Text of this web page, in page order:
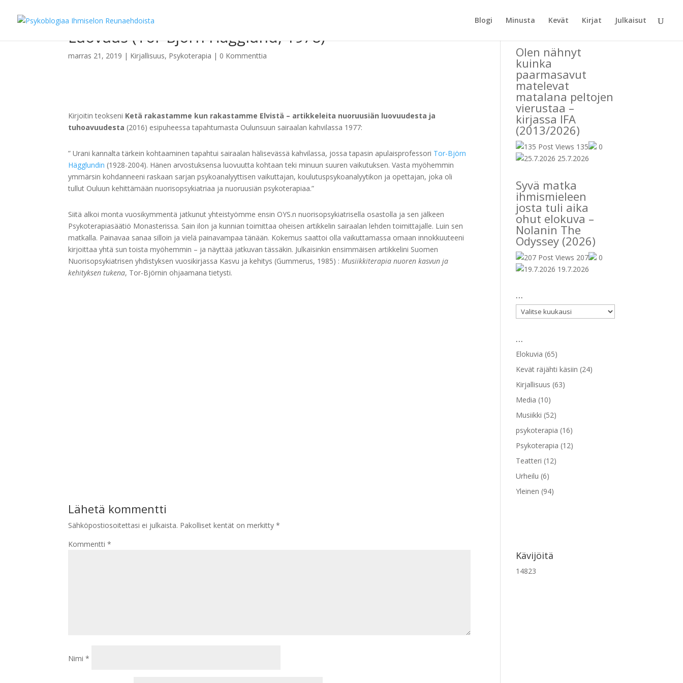
Blogi Minusta Kevät Kirjat Julkaisut
Luovuus (Tor-Björn Hägglund, 1978)
marras 21, 2019 | Kirjallisuus, Psykoterapia | 0 Kommenttia
Kirjoitin teokseni Ketä rakastamme kun rakastamme Elvistä – artikkeleita nuoruusiän luovuudesta ja
tuhoavuudesta (2016) esipuheessa tapahtumasta Oulunsuun sairaalan kahvilassa 1977:
” Urani kannalta tärkein kohtaaminen tapahtui sairaalan hälisevässä kahvilassa, jossa tapasin apulaisprofessori Tor-Björn
Hägglundin (1928-2004). Hänen arvostuksensa luovuutta kohtaan teki minuun suuren vaikutuksen. Vasta myöhemmin
ymmärsin kohdanneeni raskaan sarjan psykoanalyyttisen vaikuttajan, koulutuspsykoanalyytikon ja opettajan, joka oli
tullut Ouluun kehittämään nuorisopsykiatriaa ja nuoruusiän psykoterapiaa.”
Siitä alkoi monta vuosikymmentä jatkunut yhteistyömme ensin OYS.n nuorisopsykiatrisella osastolla ja sen jälkeen
Psykoterapiasäätiö Monasterissa. Sain ilon ja kunnian toimittaa oheisen artikkelin sairaalan lehden toimittajalle. Luin sen
matkalla. Painavaa sanaa silloin ja vielä painavampaa tänään. Kokemus saattoi olla vaikuttamassa omaan innokkuuteeni
kirjoittaa yhtä sun toista myöhemmin – ja näyttää jatkuvan tässäkin. Julkaisinkin ensimmäisen artikkelini Suomen
Nuorisopsykiatrisen yhdistyksen vuosikirjassa Kasvu ja kehitys (Gummerus, 1985) :Musiikkiterapia nuoren kasvun ja
kehityksen tukena, Tor-Björnin ohjaamana tietysti.
Lähetä kommentti
Sähköpostiosoitettasi ei julkaista. Pakolliset kentät on merkitty*
Kommentti*
Nimi*
Olen nähnyt
kuinka
paarmasavut
matelevat
matalana peltojen
vierustaa –
kirjassa IFA
(2013/2026)
135
0
25.7.2026
Syvä matka
ihmismieleen
josta tuli aika
ohut elokuva –
Nolanin The
Odyssey (2026)
207
0
19.7.2026
…
…
…
Elokuvia (65)
Kevät räjähti käsiin (24)
Kirjallisuus (63)
Media (10)
Musiikki (52)
psykoterapia (16)
Psykoterapia (12)
Teatteri (12)
Urheilu (6)
Yleinen (94)
Kävijöitä
14823